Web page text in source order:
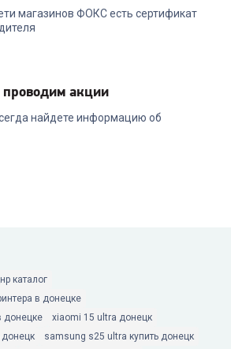
магазинов ФОКС есть сертификат
проводим акции
найдете информацию об
каталог
в донецке
донецке
xiaomi 15 ultra донецк
донецк
samsung s25 ultra купить донецк